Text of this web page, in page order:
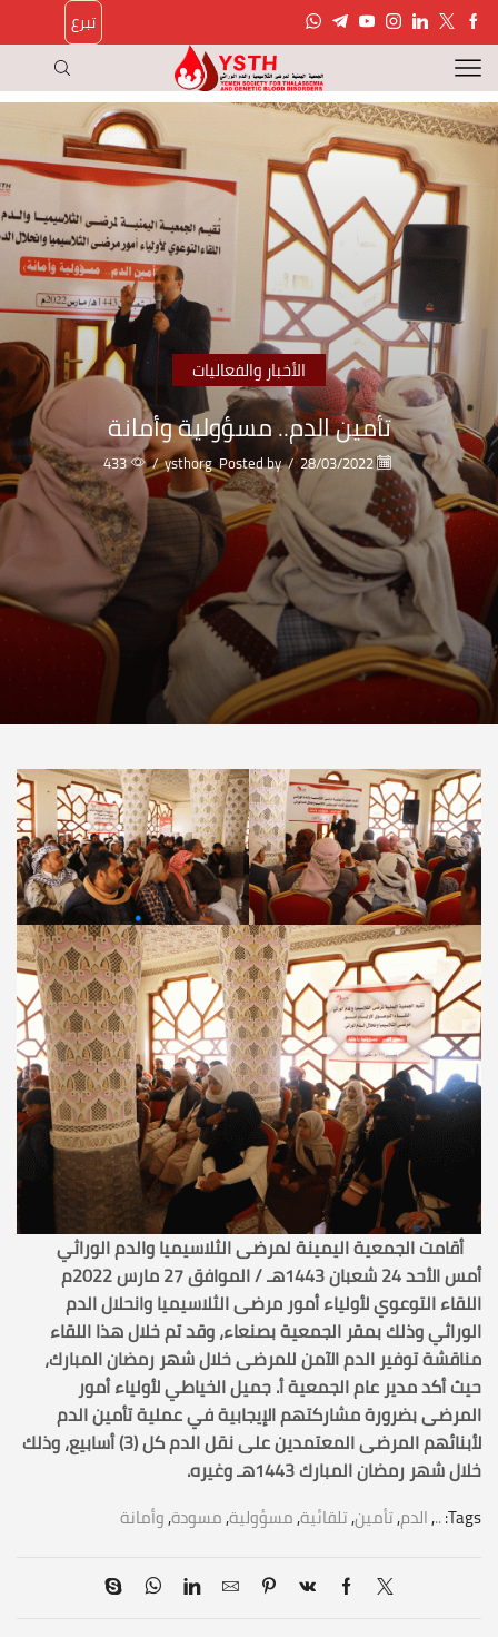
تبرع
الأخبار والفعاليات
تأمين الدم.. مسؤولية وأمانة
28/03/2022
/
Posted by
ysthorg
/
433
أقامت الجمعية اليمينة لمرضى الثلاسيميا والدم الوراثي
أمس الأحد 24 شعبان 1443هـ / الموافق 27 مارس 2022م
اللقاء التوعوي لأولياء أمور مرضى الثلاسيميا وانحلال الدم
الوراثي وذلك بمقر الجمعية بصنعاء، وقد تم خلال هذا اللقاء
مناقشة توفير الدم الآمن للمرضى خلال شهر رمضان المبارك،
حيث أكد مدير عام الجمعية أ. جميل الخياطي لأولياء أمور
المرضى بضرورة مشاركتهم الإيجابية في عملية تأمين الدم
لأبنائهم المرضى المعتمدين على نقل الدم كل (3) أسابيع، وذلك
خلال شهر رمضان المبارك 1443هـ وغيره.
Tags:
..
,الدم,تأمين,تلقائية,مسؤولية,مسودة,وأمانة